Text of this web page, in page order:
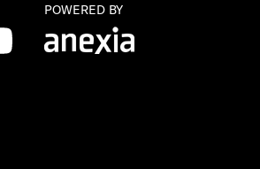
YouTube
POWERED BY